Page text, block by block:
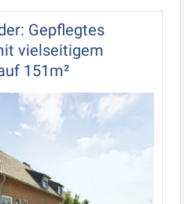
Gepflegtes
vielseitigem
151m²